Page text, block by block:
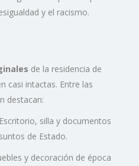
y el racismo.
de la residencia de
casi intactas. Entre las
destacan:
Escritorio, silla y documentos
de Estado.
y decoración de época